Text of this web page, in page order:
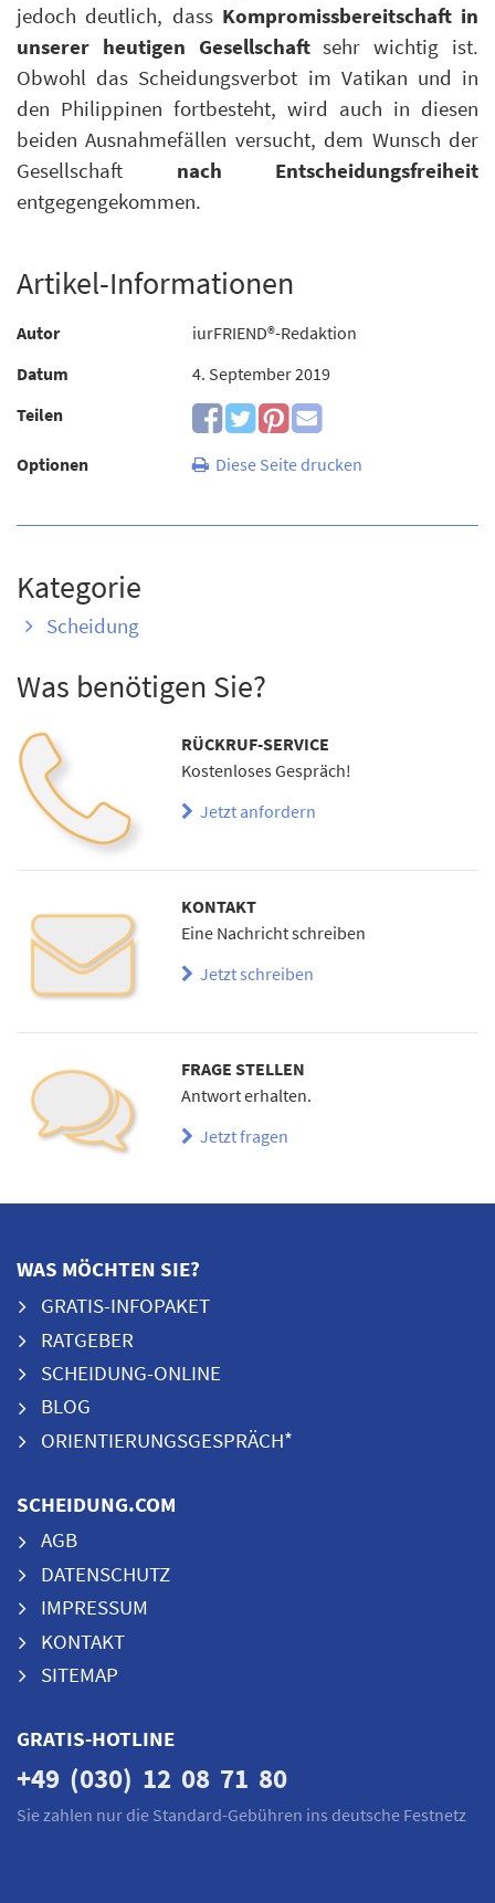
jedoch deutlich, dass Kompromissbereitschaft in
unserer heutigen Gesellschaftsehr wichtig ist.
Obwohl das Scheidungsverbot im Vatikan und in
den Philippinen fortbesteht, wird auch in diesen
beiden Ausnahmefällen versucht, dem Wunsch der
Gesellschaft nach Entscheidungsfreiheit
entgegengekommen.
Artikel-Informationen
Autor
iurFRIEND®-Redaktion
Datum
4. September 2019
Teilen
Optionen Diese Seite drucken
Kategorie
Scheidung
Was benötigen Sie?
RÜCKRUF-SERVICE
Kostenloses Gespräch!
Jetzt anfordern
KONTAKT
Eine Nachricht schreiben
Jetzt schreiben
FRAGE STELLEN
Antwort erhalten.
Jetzt fragen
WAS MÖCHTEN SIE?
GRATIS-INFOPAKET
RATGEBER
SCHEIDUNG-ONLINE
BLOG
ORIENTIERUNGSGESPRÄCH*
SCHEIDUNG.COM
AGB
DATENSCHUTZ
IMPRESSUM
KONTAKT
SITEMAP
GRATIS-HOTLINE
+49 (030) 12 08 71 80
Sie zahlen nur die Standard-Gebühren ins deutsche Festnetz